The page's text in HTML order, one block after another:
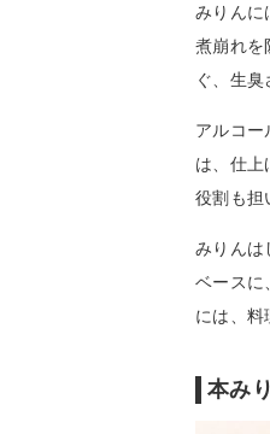
みりんに
煮崩れを
ぐ、生
アルコー
は、仕上
役割も担
みりんは
ベースに
には、料
本み